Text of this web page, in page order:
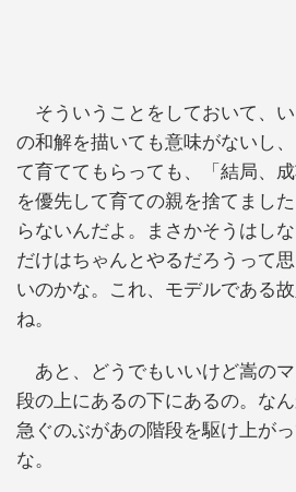
そういうことをしておいて、
の和解を描いても意味がないし
て育ててもらっても、「結局、
を優先して育ての親を捨てまし
らないんだよ。まさかそうはし
だけはちゃんとやるだろうって
いのかな。これ、モデルである
ね。
あと、どうでもいいけど嵩の
段の上にあるの下にあるの。な
急ぐのぶがあの階段を駆け上が
な。